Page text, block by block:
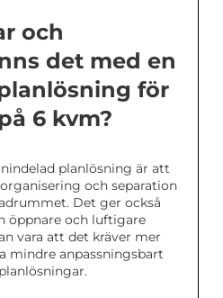
och
det med en
för
6 kvm?
planlösning är att
och separation
Det ger också
öppnare och luftigare
vara att det kräver mer
mindre anpassningsbart